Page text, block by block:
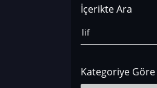
İçerikte Ara
Kategoriye Göre